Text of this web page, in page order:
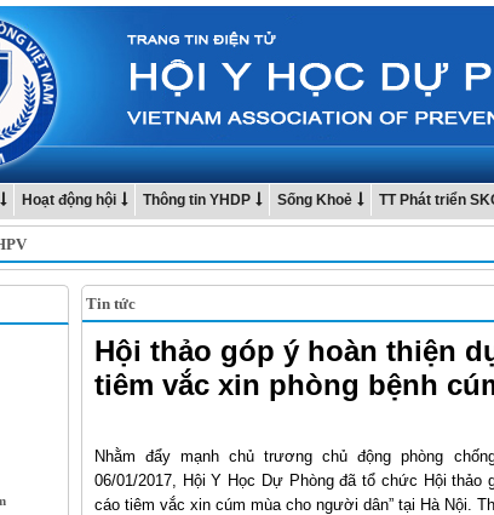
Hoạt động hội Thông tin YHDP Sống Khoẻ TT Phát triển
Tin tức
Hội thảo góp ý hoàn thiện
tiêm vắc xin phòng bệnh
Nhằm đẩy mạnh chủ trương chủ động phòng
06/01/2017, Hội Y Học Dự Phòng đã tổ chức Hội thảo
cáo tiêm vắc xin cúm mùa cho người dân” tại Hà Nội.